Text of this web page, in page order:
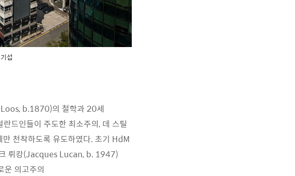
섭
b.1870)의 철학과 20세
드인들이 주도한 최소주의, 데 스틸
천착하도록 유도하였다. 초기 HdM
뤼캉(Jacques Lucan, b. 1947)
운 의고주의